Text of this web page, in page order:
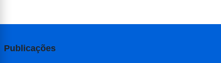
Publicações